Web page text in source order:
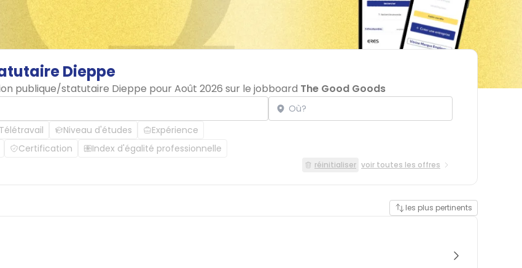
Dieppe
publique/statutaire Dieppe pour Août 2026 sur le jobboard The Good Goods
Localisation
Télétravail Niveau d'études Expérience
Certification Index d'égalité professionnelle
réinitialiser voir toutes les offres
les plus pertinents